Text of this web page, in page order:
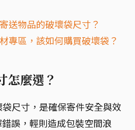
送物品的破壞袋尺寸？
專區，該如何購買破壞袋？
怎麼選？
尺寸，是確保寄件安全與效
誤，輕則造成包裝空間浪